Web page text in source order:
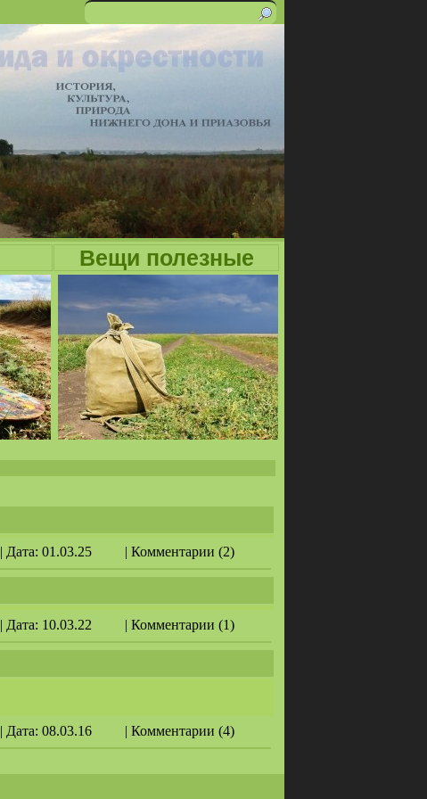
Форма
поиска
Поиск
Вещи полезные
| Дата: 01.03.25 | Комментарии (2)
| Дата: 10.03.22 | Комментарии (1)
| Дата: 08.03.16 | Комментарии (4)